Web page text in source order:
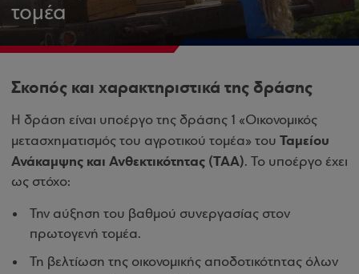
τομέα
Σκοπός και χαρακτηριστικά της δράσης
Η δράση είναι υποέργο της δράσης 1 «Οικονομικός
μετασχηματισμός του αγροτικού τομέα» του Ταμείου
Ανάκαμψης και Ανθεκτικότητας (ΤΑΑ). Το υποέργο έχει
ως στόχο:
Την αύξηση του βαθμού συνεργασίας στον
πρωτογενή τομέα.
Τη βελτίωση της οικονομικής αποδοτικότητας όλων